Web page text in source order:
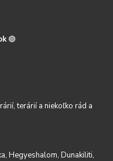
🟢
terárií a niekoľko rád a
Hegyeshalom, Dunakiliti,